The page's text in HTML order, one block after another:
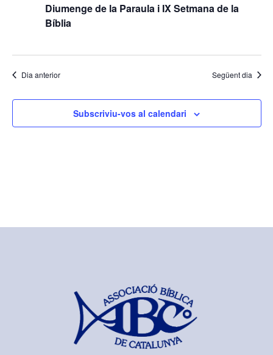
Diumenge de la Paraula i IX Setmana de la
Bíblia
Dia anterior Següent dia
Subscriviu-vos al calendari